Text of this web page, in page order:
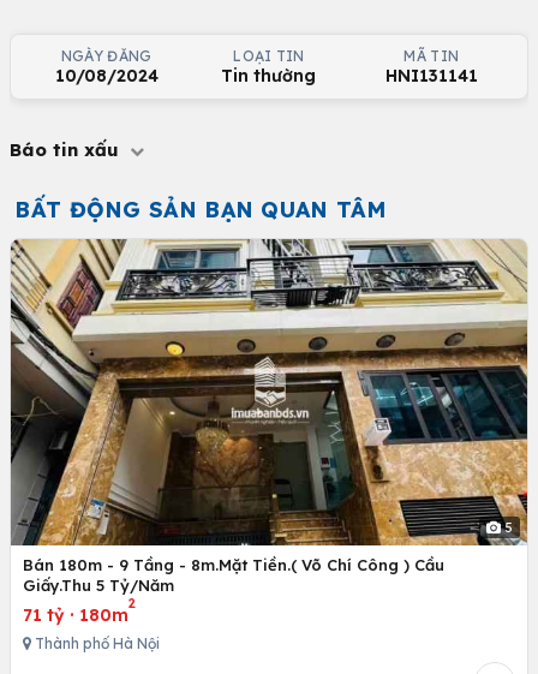
NGÀY ĐĂNG
10/08/2024
LOẠI TIN
Tin thường
MÃ TIN
HNI131141
Báo tin xấu
BẤT ĐỘNG SẢN BẠN QUAN TÂM
5
Bán 180m - 9 Tầng - 8m.Mặt Tiền.( Võ Chí Công ) Cầu
Giấy.Thu 5 Tỷ/Năm
71 tỷ · 180m
2
Thành phố Hà Nội